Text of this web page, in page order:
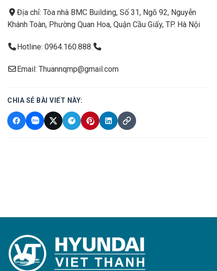
Địa chỉ: Tòa nhà BMC Building, Số 31, Ngõ 92, Nguyễn
Khánh Toàn, Phường Quan Hoa, Quận Cầu Giấy, TP. Hà Nội
Hotline: 0964.160.888.
Email: Thuannqmp@gmail.com
CHIA SẺ BÀI VIẾT NÀY: